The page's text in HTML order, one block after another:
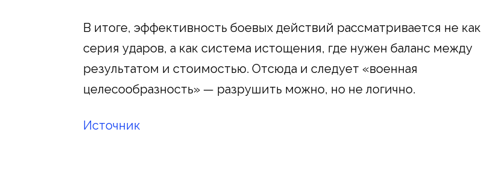
В итоге, эффективность боевых действий рассматривается не как
серия ударов, а как система истощения, где нужен баланс между
результатом и стоимостью. Отсюда и следует «военная
целесообразность» — разрушить можно, но не логично.
Источник